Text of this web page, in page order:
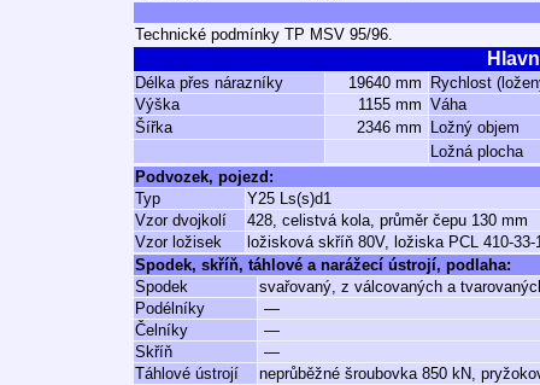
Technické podmínky TP MSV 95/96.
Délka přes nárazníky 19640 mm
Rychlost
Výška
1155 mm Váha
Šířka
2346 mm
Ložný objem
Ložná plocha
Podvozek, pojezd:
Typ
Y25 Ls(s)d1
Vzor dvojkolí
428, celistvá kola, průměr čepu 130 mm
Vzor ložisek
ložisková skříň 80V, ložiska PCL 410-33-
Spodek, skříň, táhlové a narážecí ústrojí, podlaha:
Spodek
svařovaný, z válcovaných a
Podélníky
—
Čelníky
—
Skříň
—
Táhlové ústrojí
neprůběžné šroubovka 850 kN,